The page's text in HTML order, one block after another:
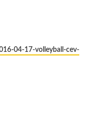
04-17-volleyball-cev-